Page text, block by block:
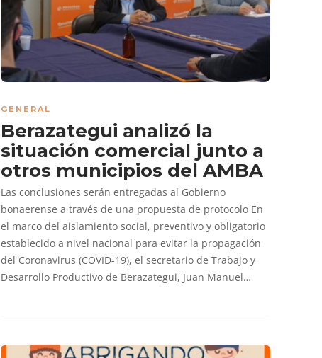
GENERAL
Berazategui analizó la
situación comercial junto a
otros municipios del AMBA
Las conclusiones serán entregadas al Gobierno
bonaerense a través de una propuesta de protocolo En
el marco del aislamiento social, preventivo y obligatorio
establecido a nivel nacional para evitar la propagación
del Coronavirus (COVID-19), el secretario de Trabajo y
Desarrollo Productivo de Berazategui, Juan Manuel…